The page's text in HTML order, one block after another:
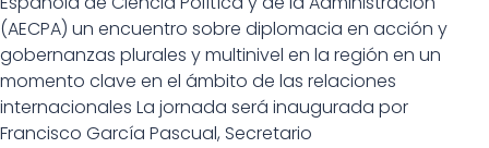
(AECPA) un encuentro sobre diplomacia en acción y
gobernanzas plurales y multinivel en la región en un
momento clave en el ámbito de las relaciones
internacionales La jornada será inaugurada por
Francisco García Pascual, Secretario